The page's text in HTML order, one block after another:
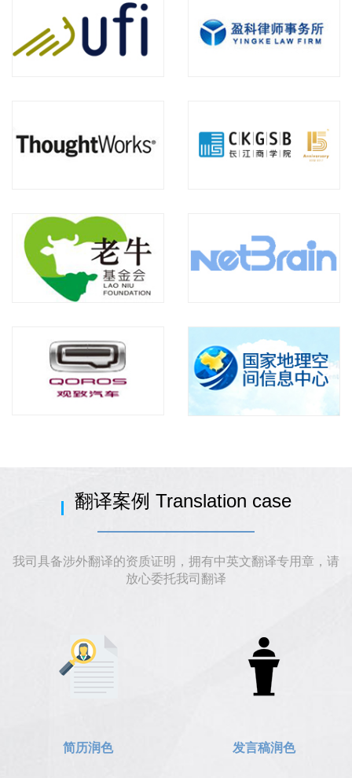
翻译案例 Translation case
我司具备涉外翻译的资质证明，拥有中英文翻译专用章，请
放心委托我司翻译
简历润色 发言稿润色